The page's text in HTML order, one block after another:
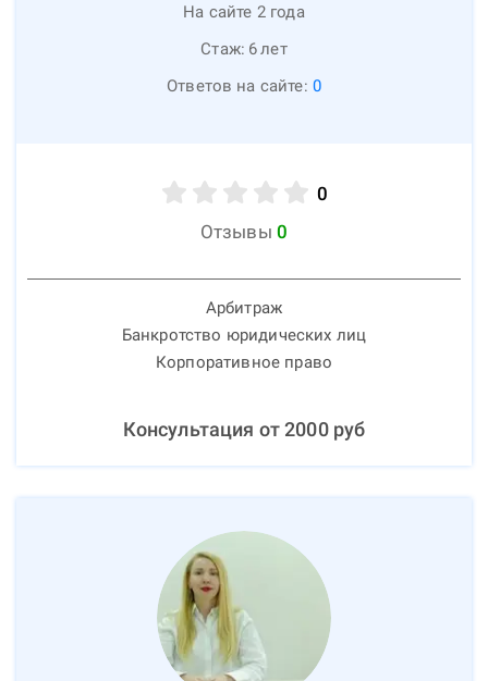
На сайте 2 года
Стаж: 6лет
Ответов на сайте: 0
0
Отзывы 0
Арбитраж
Банкротство юридических лиц
Корпоративное право
Консультация от2000руб